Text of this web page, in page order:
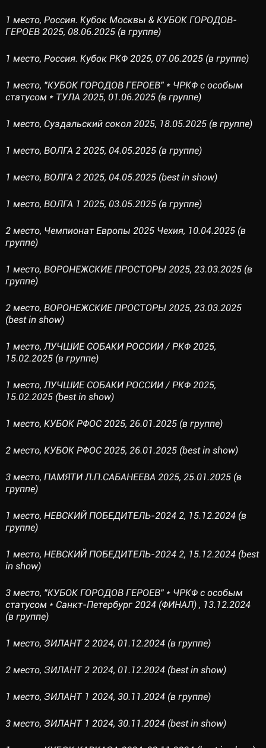
1 место, Россия. Кубок Москвы & КУБОК ГОРОДОВ-
ГЕРОЕВ 2025, 08.06.2025 (в группе)
1 место, Россия. Кубок РКФ 2025, 07.06.2025 (в группе)
1 место, "КУБОК ГОРОДОВ ГЕРОЕВ" * ЧРКФ с особым
статусом * ТУЛА 2025, 01.06.2025 (в группе)
1 место, Суздальский сокол 2025, 18.05.2025 (в группе)
1 место, ВОЛГА 2 2025, 04.05.2025 (в группе)
1 место, ВОЛГА 2 2025, 04.05.2025 (best in show)
1 место, ВОЛГА 1 2025, 03.05.2025 (в группе)
2 место, Чемпионат Европы 2025 Чехия, 10.04.2025 (в
группе)
1 место, ВОРОНЕЖСКИЕ ПРОСТОРЫ 2025, 23.03.2025 (в
группе)
2 место, ВОРОНЕЖСКИЕ ПРОСТОРЫ 2025, 23.03.2025
(best in show)
1 место, ЛУЧШИЕ СОБАКИ РОССИИ / РКФ 2025,
15.02.2025 (в группе)
1 место, ЛУЧШИЕ СОБАКИ РОССИИ / РКФ 2025,
15.02.2025 (best in show)
1 место, КУБОК РФОС 2025, 26.01.2025 (в группе)
2 место, КУБОК РФОС 2025, 26.01.2025 (best in show)
3 место, ПАМЯТИ Л.П.САБАНЕЕВА 2025, 25.01.2025 (в
группе)
1 место, НЕВСКИЙ ПОБЕДИТЕЛЬ-2024 2, 15.12.2024 (в
группе)
1 место, НЕВСКИЙ ПОБЕДИТЕЛЬ-2024 2, 15.12.2024 (best
in show)
3 место, "КУБОК ГОРОДОВ ГЕРОЕВ" * ЧРКФ с особым
статусом * Санкт-Петербург 2024 (ФИНАЛ) , 13.12.2024
(в группе)
1 место, ЗИЛАНТ 2 2024, 01.12.2024 (в группе)
2 место, ЗИЛАНТ 2 2024, 01.12.2024 (best in show)
1 место, ЗИЛАНТ 1 2024, 30.11.2024 (в группе)
3 место, ЗИЛАНТ 1 2024, 30.11.2024 (best in show)